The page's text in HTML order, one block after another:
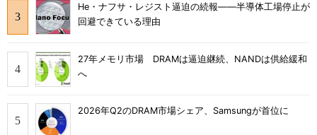
He・ナフサ・レジスト逼迫の続報――半導体工場停止が
回避できている理由
27年メモリ市場 DRAMは逼迫継続、NANDは供給緩和
へ
2026年Q2のDRAM市場シェア、Samsungが首位に